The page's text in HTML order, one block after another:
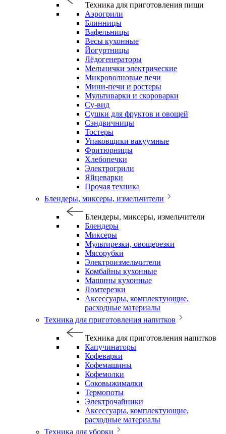
Техника для приготовления пищи
Аэрогрили
Блинницы
Вафельницы
Весы кухонные
Йогуртницы
Лёдогенераторы
Мельнички электрические
Микроволновые печи
Мини-печи и ростеры
Мультиварки и скороварки
Су-вид
Сушки для фруктов и овощей
Сэндвичницы
Тостеры
Упаковщики вакуумные
Фритюрницы
Хлебопечки
Электрогрили
Яйцеварки
Прочая техника
Блендеры, миксеры, измельчители
Блендеры, миксеры, измельчители
Блендеры
Миксеры
Мультирезки, овощерезки
Мясорубки
Электроизмельчители
Комбайны кухонные
Машины кухонные
Ломтерезки
Аксессуары, комплектующие,
расходные материалы
Техника для приготовления напитков
Техника для приготовления напитков
Капучинаторы
Кофеварки
Кофемашины
Кофемолки
Соковыжималки
Термопоты
Электрочайники
Аксессуары, комплектующие,
расходные материалы
Техника для уборки